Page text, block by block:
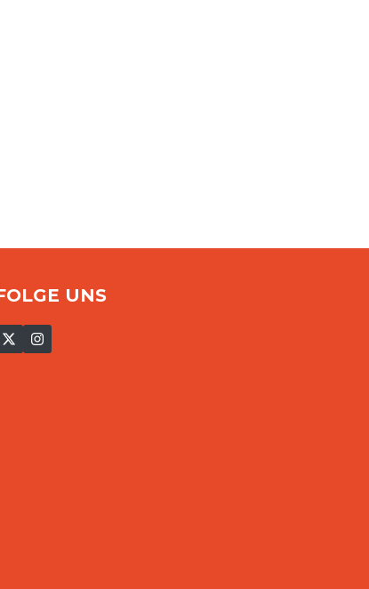
UNS